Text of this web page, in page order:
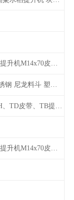
N-TGD315钢丝胶带提升机M14x70皮带料斗螺栓螺丝生产厂家可订做